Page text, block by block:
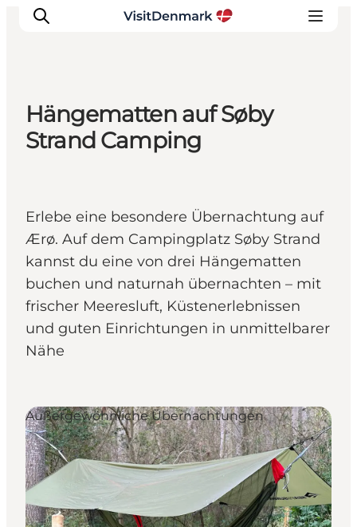
Inspiration
Reiseplanung
Hängematten auf Søby
Strand Camping
Erlebe eine besondere Übernachtung auf
Ærø. Auf dem Campingplatz Søby Strand
kannst du eine von drei Hängematten
buchen und naturnah übernachten – mit
frischer Meeresluft, Küstenerlebnissen
und guten Einrichtungen in unmittelbarer
Nähe
Außergewöhnliche Übernachtungen